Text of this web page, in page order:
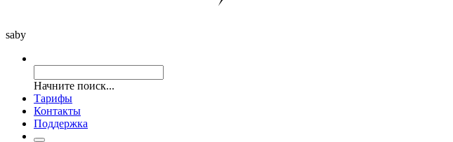
saby
Начните поиск...
Тарифы
Контакты
Поддержка